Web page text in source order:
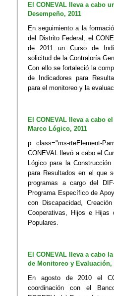
El CONEVAL lleva a cabo
Desempeño, 2011
En seguimiento a la
del Distrito Federal, el
de 2011 un Curso de
solicitud de la Contraloría
Con ello se fortaleció la
de Indicadores para
para el monitoreo y la
​El CONEVAL lleva a cabo
Marco Lógico, 2011
p class="ms-rteElement-
CONEVAL llevó a cabo el
Lógico para la
para Resultados en el que
programas a cargo del
Programa Específico de
con Discapacidad,
Cooperativas, Hijos e Hijas
Populares.
​El CONEVAL lleva a cabo
de Monitoreo y Evaluación,
​En agosto de 2010 el
coordinación con el